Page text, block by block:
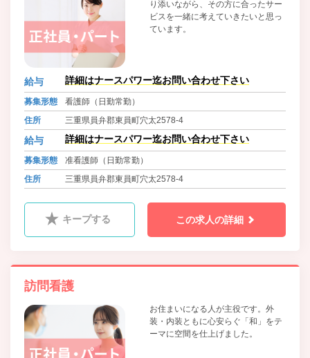
り添いながら、その方に合ったサー
ビスを一緒に考えていきたいと思っ
ています。
給与 詳細はナースパワー迄お問い合わせ下さい
募集形態
看護師（日勤常勤）
住所
三重県員弁郡東員町穴太2578-4
給与 詳細はナースパワー迄お問い合わせ下さい
募集形態
准看護師（日勤常勤）
住所
三重県員弁郡東員町穴太2578-4
キープする この求人の詳細
訪問看護
お住まいになる人が主役です。外
装・内装ともに心安らぐ「和」をテ
ーマに空間を仕上げました。